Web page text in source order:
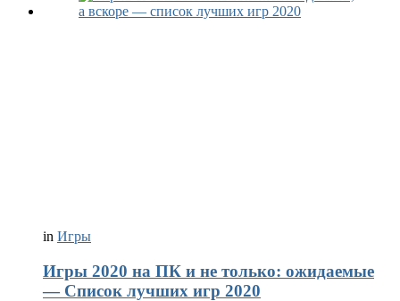
in Игры
Игры 2020 на ПК и не только: ожидаемые
— Список лучших игр 2020